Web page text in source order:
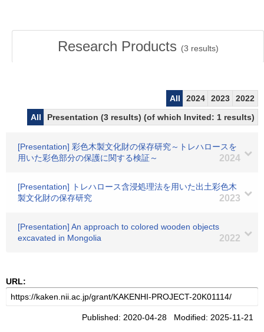
Research Products (3 results)
All 2024 2023
2022
All
Presentation (3 results) (of which Invited: 1 results)
[Presentation] 彩色木製文化財の保存研究～トレハロースを
用いた彩色部分の保護に関する検証～
2024
[Presentation] トレハロース含浸処理法を用いた出土彩色木
製文化財の保存研究
2023
[Presentation] An approach to colored wooden objects
excavated in Mongolia
2022
URL:
Published: 2020-04-28 Modified: 2025-11-21